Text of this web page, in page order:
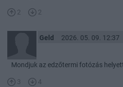
2 2
Geld 2026. 05. 09. 12:37
Mondjuk az edzőtermi fotózás
3 4